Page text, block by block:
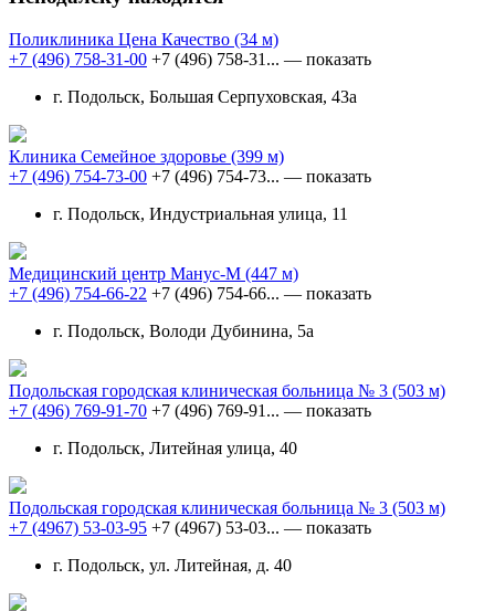
Поликлиника Цена Качество (34 м)
+7 (496) 758-31-00 +7 (496) 758-31... — показать
г. Подольск, Большая Серпуховская, 43а
Клиника Семейное здоровье (399 м)
+7 (496) 754-73-00 +7 (496) 754-73... — показать
г. Подольск, Индустриальная улица, 11
Медицинский центр Манус-М (447 м)
+7 (496) 754-66-22 +7 (496) 754-66... — показать
г. Подольск, Володи Дубинина, 5а
Подольская городская клиническая больница № 3 (503 м)
+7 (496) 769-91-70 +7 (496) 769-91... — показать
г. Подольск, Литейная улица, 40
Подольская городская клиническая больница № 3 (503 м)
+7 (4967) 53-03-95 +7 (4967) 53-03... — показать
г. Подольск, ул. Литейная, д. 40